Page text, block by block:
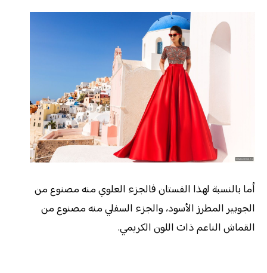
أما بالنسبة لهذا الفستان فالجزء العلوي منه مصنوع من
الجوبير المطرز الأسود، والجزء السفلي منه مصنوع من
القماش الناعم ذات اللون الكريمي.